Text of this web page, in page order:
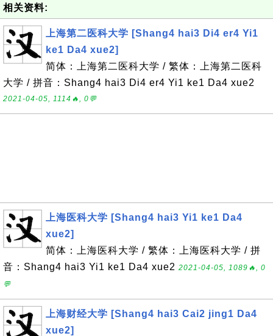
相关资料:
上海第二医科大学 [Shang4 hai3 Di4 er4 Yi1
ke1 Da4 xue2]
简体：上海第二医科大学 / 繁体：上海第二医科
大学 / 拼音：Shang4 hai3 Di4 er4 Yi1 ke1 Da4 xue2
2021-04-05, 1114🔥, 0💬
上海医科大学 [Shang4 hai3 Yi1 ke1 Da4
xue2]
简体：上海医科大学 / 繁体：上海医科大学 / 拼
音：Shang4 hai3 Yi1 ke1 Da4 xue2 2021-04-05, 1089🔥, 0
💬
上海财经大学 [Shang4 hai3 Cai2 jing1 Da4
xue2]